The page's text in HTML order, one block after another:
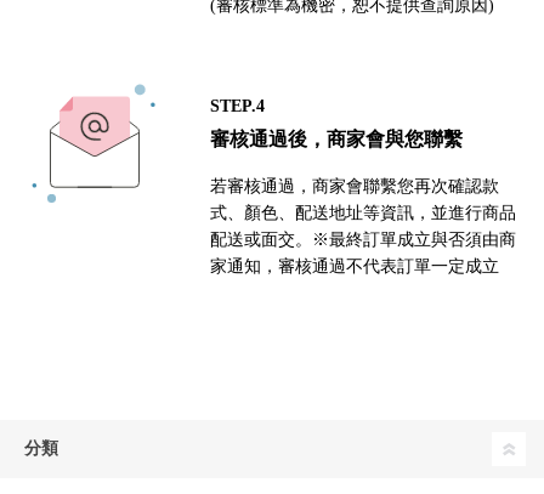
(審核標準為機密，恕不提供查詢原因)
STEP.4
審核通過後，商家會與您聯繫
若審核通過，商家會聯繫您再次確認款
式、顏色、配送地址等資訊，並進行商品
配送或面交。※最終訂單成立與否須由商
家通知，審核通過不代表訂單一定成立
分類